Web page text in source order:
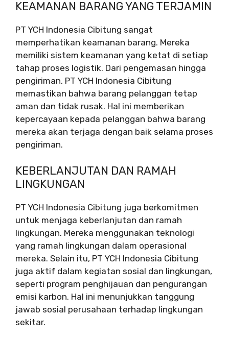
KEAMANAN BARANG YANG TERJAMIN
PT YCH Indonesia Cibitung sangat
memperhatikan keamanan barang. Mereka
memiliki sistem keamanan yang ketat di setiap
tahap proses logistik. Dari pengemasan hingga
pengiriman, PT YCH Indonesia Cibitung
memastikan bahwa barang pelanggan tetap
aman dan tidak rusak. Hal ini memberikan
kepercayaan kepada pelanggan bahwa barang
mereka akan terjaga dengan baik selama proses
pengiriman.
KEBERLANJUTAN DAN RAMAH
LINGKUNGAN
PT YCH Indonesia Cibitung juga berkomitmen
untuk menjaga keberlanjutan dan ramah
lingkungan. Mereka menggunakan teknologi
yang ramah lingkungan dalam operasional
mereka. Selain itu, PT YCH Indonesia Cibitung
juga aktif dalam kegiatan sosial dan lingkungan,
seperti program penghijauan dan pengurangan
emisi karbon. Hal ini menunjukkan tanggung
jawab sosial perusahaan terhadap lingkungan
sekitar.